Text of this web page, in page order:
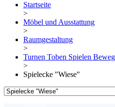
Startseite
>
Möbel und Ausstattung
>
Raumgestaltung
>
Turnen Toben Spielen
>
Spielecke "Wiese"